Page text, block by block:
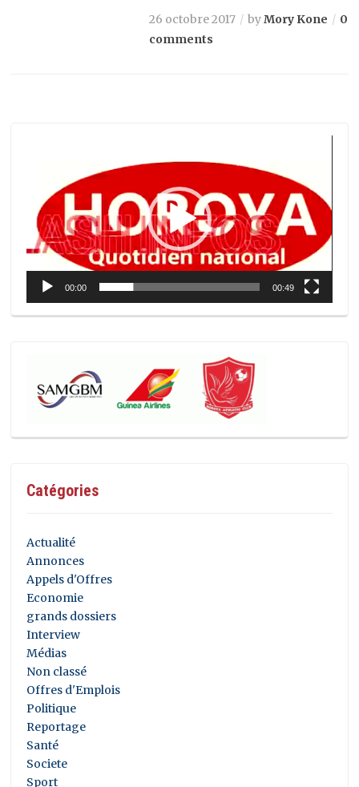
26 octobre 2017 byMory Kone
0
comments
00:00 00:49
Catégories
Actualité
Annonces
Appels d'Offres
Economie
grands dossiers
Interview
Médias
Non classé
Offres d'Emplois
Politique
Reportage
Santé
Societe
Sport